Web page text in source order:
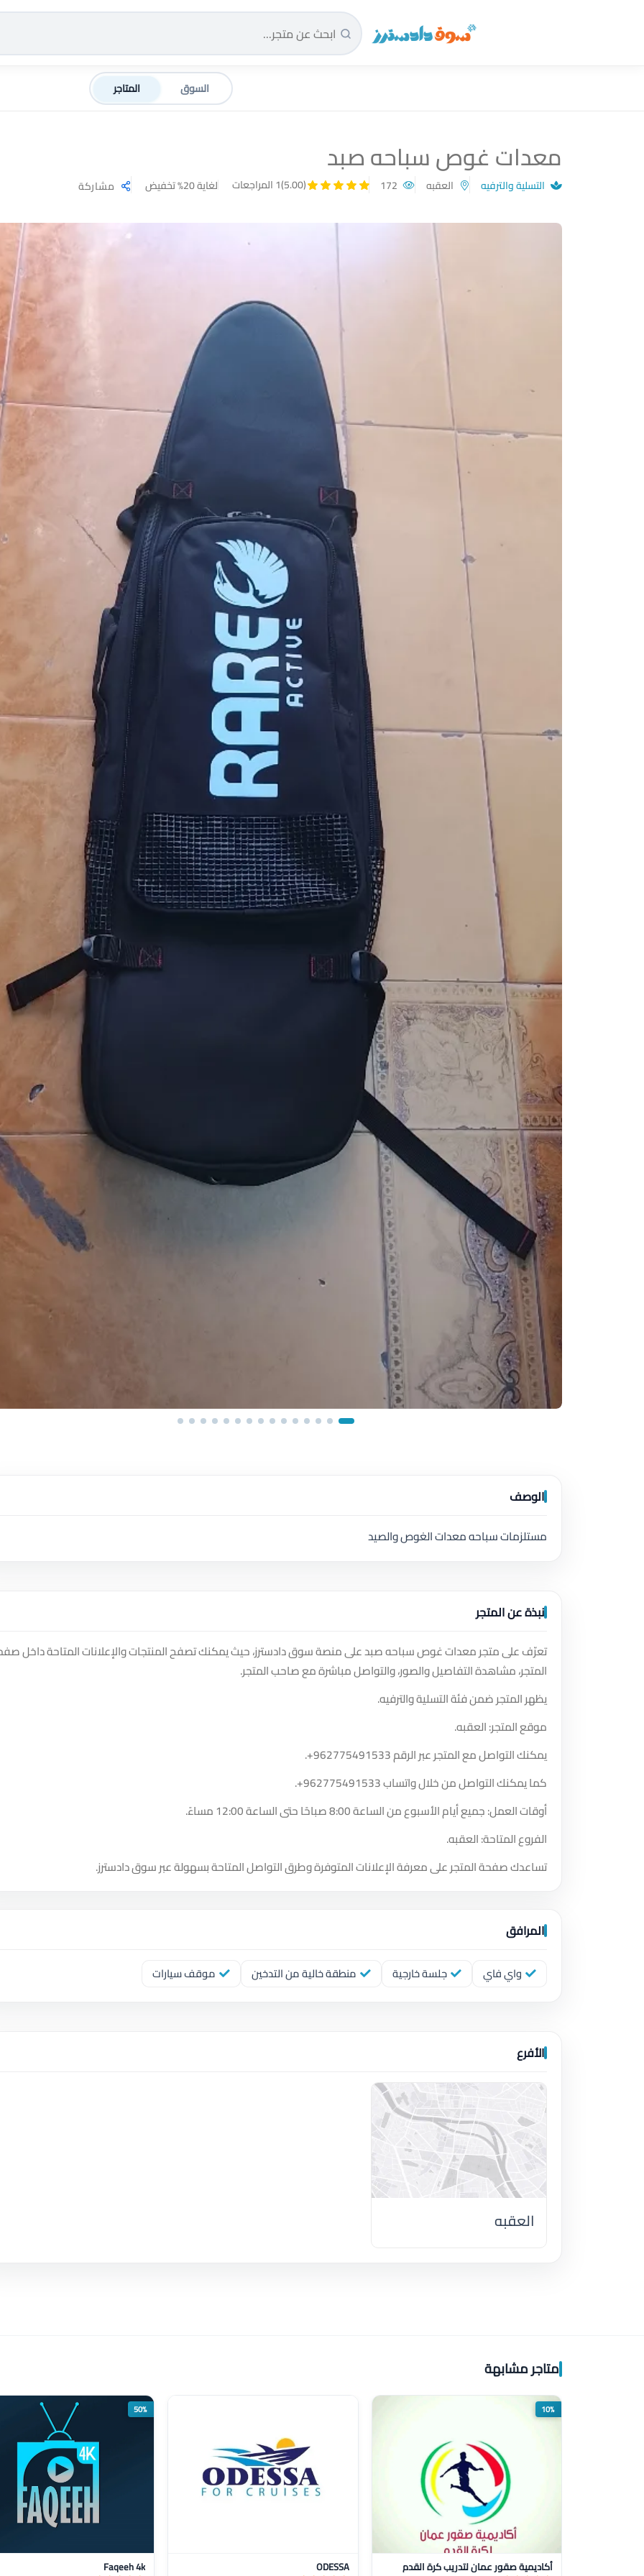
سوق دادسترز الرئيسية
السوق المتاجر
معدات غوص سباحه صبد
التسلية والترفيه العقبه (5.00) 1 المراجعات لغاية 20% تخفيض مشاركة
الوصف
مستلزمات سباحه معدات الغوص والصيد
نبذة عن المتجر
تعرّف على متجر معدات غوص سباحه صبد على منصة سوق دادسترز، حيث يمكنك تصفح المنتجات والإعلانات المتاحة داخل
المتجر، مشاهدة التفاصيل والصور، والتواصل مباشرة مع صاحب المتجر.
يظهر المتجر ضمن فئة التسلية والترفيه.
موقع المتجر: العقبه.
يمكنك التواصل مع المتجر عبر الرقم+962775491533
.
كما يمكنك التواصل من خلال واتساب+962775491533
.
أوقات العمل: جميع أيام الأسبوع من الساعة 8:00 صباحًا حتى الساعة 12:00 مساءً.
الفروع المتاحة: العقبه.
تساعدك صفحة المتجر على معرفة الإعلانات المتوفرة وطرق التواصل المتاحة بسهولة عبر سوق دادسترز.
المرافق
واي فاي جلسة خارجية منطقة خالية من التدخين موقف سيارات
الأفرع
العقبه
متاجر مشابهة
10%
أكاديمية صقور عمان لتدريب كرة القدم ODESSA
50%
Faqeeh 4k